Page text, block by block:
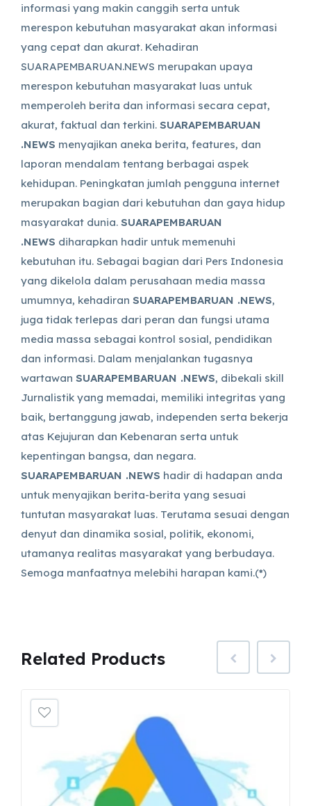
informasi yang makin canggih serta untuk
merespon kebutuhan masyarakat akan informasi
yang cepat dan akurat. Kehadiran
SUARAPEMBARUAN.NEWS merupakan upaya
merespon kebutuhan masyarakat luas untuk
memperoleh berita dan informasi secara cepat,
akurat, faktual dan terkini. SUARAPEMBARUAN
.NEWS menyajikan aneka berita, features, dan
laporan mendalam tentang berbagai aspek
kehidupan. Peningkatan jumlah pengguna internet
merupakan bagian dari kebutuhan dan gaya hidup
masyarakat dunia. SUARAPEMBARUAN
.NEWS diharapkan hadir untuk memenuhi
kebutuhan itu. Sebagai bagian dari Pers Indonesia
yang dikelola dalam perusahaan media massa
umumnya, kehadiran SUARAPEMBARUAN .NEWS,
juga tidak terlepas dari peran dan fungsi utama
media massa sebagai kontrol sosial, pendidikan
dan informasi. Dalam menjalankan tugasnya
wartawan SUARAPEMBARUAN .NEWS, dibekali skill
Jurnalistik yang memadai, memiliki integritas yang
baik, bertanggung jawab, independen serta bekerja
atas Kejujuran dan Kebenaran serta untuk
kepentingan bangsa, dan negara.
SUARAPEMBARUAN .NEWS hadir di hadapan anda
untuk menyajikan berita-berita yang sesuai
tuntutan masyarakat luas. Terutama sesuai dengan
denyut dan dinamika sosial, politik, ekonomi,
utamanya realitas masyarakat yang berbudaya.
Semoga manfaatnya melebihi harapan kami.(*)
Related Products